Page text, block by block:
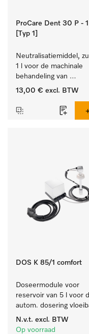
ProCare Dent 30 P - 1 l
[Typ 1]
Neutralisatiemiddel,
1 l voor de machinale
behandeling van
tandheelkundige
13,00 € excl. BTW
DOS K 85/1 comfort
Doseermodule voor
reservoir van 5 l voor
autom. dosering
reinigingsmiddelen, met
niveaudetectie.
N.v.t. excl. BTW
Op voorraad